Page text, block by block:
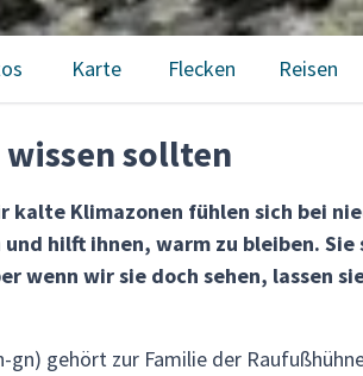
Karte Flecken Reisen
wissen sollten
kalte Klimazonen fühlen sich bei
hilft ihnen, warm zu bleiben.
wenn wir sie doch sehen, lassen
gn) gehört zur Familie der